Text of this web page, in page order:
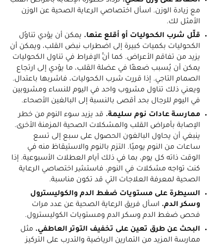
مع زيادة الوزن. اسأل اختصاصي الرعاية الصحية عن الوزن
الأمثل لك.
قلِّل شرب الكحوليات أو أقلع عنها. يمكن أن يؤدي تناوُل
الكحوليات بكميات كبيرة إلى اضطراب نبض القلب، ويمكن أن
يزيد من تفاقم الأعراض. كما أنَّ الإفراط في تناول الكحوليات
يمكن أن يُسبب ضعفًا في عضلة القلب، ما يؤدي إلى ارتجاع
الصمام التاجي. إذا قررت شرب الكحوليات، فاشربها باعتدال.
ويعني ذلك تناول مشروب واحد في اليوم للنساء ومشروبين
في اليوم للرجال بحد أقصى بالنسبة إلى البالغين الأصحاء.
ممارسة عادات نوم سليمة. قد يزيد سوء النوم من خطر
الإصابة بأمراض القلب والمشكلات الصحية المزمنة الأخرى.
ينبغي أن يحاول البالغون الحصول على سبع إلى تسع
ساعات من النوم يوميًا. التزم بالنوم والاستيقاظ منه في
الوقت ذاته كل يوم، بما في ذلك أيام العطلات الأسبوعية. إذا
كنت تواجه مشكلات في النوم، فاستشِر اختصاصي الرعاية
الصحية لمعرفة العلاجات التي قد تكون مناسبة.
السيطرة على مستويات ضغط الدم والكوليسترول
وسكر الدم. اسأل فريق الرعاية الصحية عن عدد مرات
فحص ضغط الدم وسكر الدم ومستويات الكوليسترول.
البحث عن طرق تعين على تخفيف التوتر العاطفي. مثل
ممارسة المزيد من التمارين الرياضية والتدرب على التركيز